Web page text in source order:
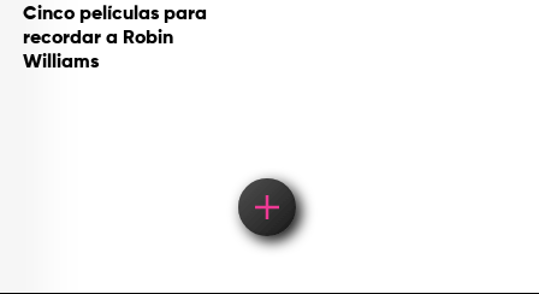
Cinco películas para
recordar a Robin
Williams